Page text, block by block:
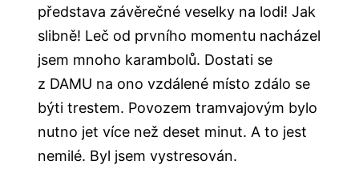
představa závěrečné veselky na lodi! Jak
slibně! Leč od prvního momentu nacházel
jsem mnoho karambolů. Dostati se
z DAMU na ono vzdálené místo zdálo se
býti trestem. Povozem tramvajovým bylo
nutno jet více než deset minut. A to jest
nemilé. Byl jsem vystresován.